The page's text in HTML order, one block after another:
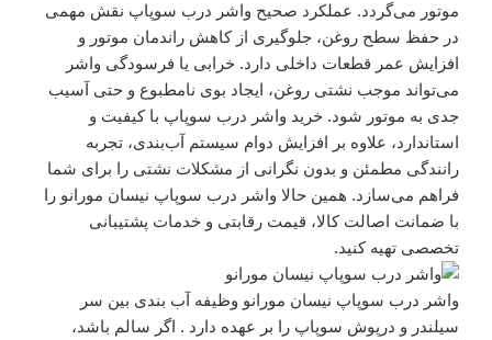
موتور می‌گردد. عملکرد صحیح واشر درب سوپاپ نقش مهمی
در حفظ سطح روغن، جلوگیری از کاهش راندمان موتور و
افزایش عمر قطعات داخلی دارد. خرابی یا فرسودگی واشر
می‌تواند موجب نشتی روغن، ایجاد بوی نامطبوع و حتی آسیب
جدی به موتور شود. خرید واشر درب سوپاپ با کیفیت و
استاندارد، علاوه بر افزایش دوام سیستم آب‌بندی، تجربه
رانندگی مطمئن و بدون نگرانی از مشکلات نشتی را برای شما
فراهم می‌سازد. همین حالا واشر درب سوپاپ نیسان مورانو را
با ضمانت اصالت کالا، قیمت رقابتی و خدمات پشتیبانی
تخصصی تهیه کنید.
واشر درب سوپاپ نیسان مورانو وظیفه آب بندی بین سر
سیلندر و درپوش سوپاپ را بر عهده دارد . اگر سالم باشد،